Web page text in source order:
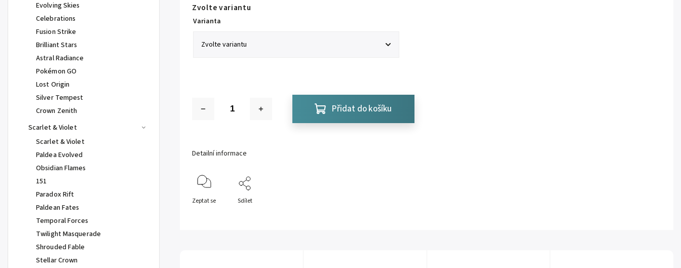
Evolving Skies
Celebrations
Fusion Strike
Brilliant Stars
Astral Radiance
Pokémon GO
Lost Origin
Silver Tempest
Crown Zenith
Scarlet & Violet
Scarlet & Violet
Paldea Evolved
Obsidian Flames
151
Paradox Rift
Paldean Fates
Temporal Forces
Twilight Masquerade
Shrouded Fable
Stellar Crown
Zvolte variantu
Varianta
Přidat do košíku
Detailní informace
Zeptat se Sdílet